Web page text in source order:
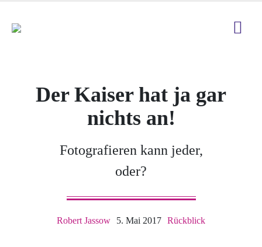
Der Kaiser hat ja gar
nichts an!
Fotografieren kann jeder,
oder?
Robert Jassow 5. Mai 2017 Rückblick